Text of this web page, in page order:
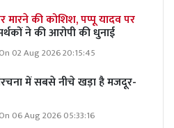
की कोशिश, पप्पू यादव पर
ने की आरोपी की धुनाई
02 Aug 2026 20:15:45
में सबसे नीचे खड़ा है मजदूर-
06 Aug 2026 05:33:16